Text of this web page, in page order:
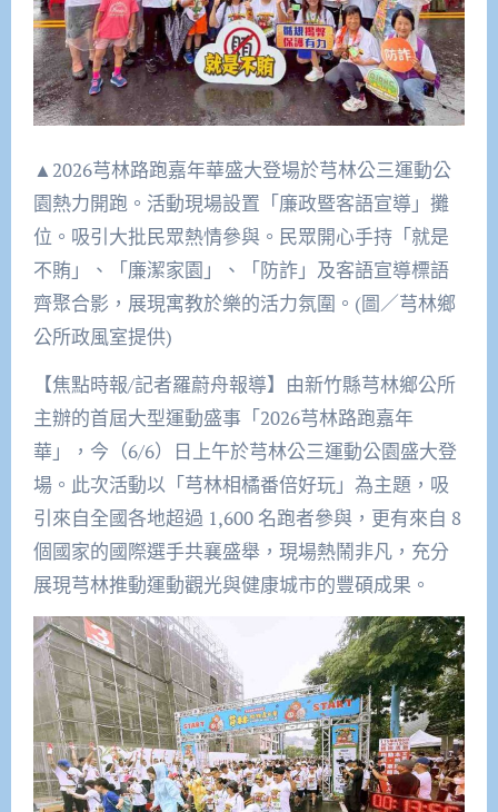
▲2026芎林路跑嘉年華盛大登場於芎林公三運動公
園熱力開跑。活動現場設置「廉政暨客語宣導」攤
位。吸引大批民眾熱情參與。民眾開心手持「就是
不賄」、「廉潔家園」、「防詐」及客語宣導標語
齊聚合影，展現寓教於樂的活力氛圍。(圖／芎林鄉
公所政風室提供)
【焦點時報/記者羅蔚舟報導】由新竹縣芎林鄉公所
主辦的首屆大型運動盛事「2026芎林路跑嘉年
華」，今（6/6）日上午於芎林公三運動公園盛大登
場。此次活動以「芎林相橘番倍好玩」為主題，吸
引來自全國各地超過 1,600 名跑者參與，更有來自 8
個國家的國際選手共襄盛舉，現場熱鬧非凡，充分
展現芎林推動運動觀光與健康城市的豐碩成果。